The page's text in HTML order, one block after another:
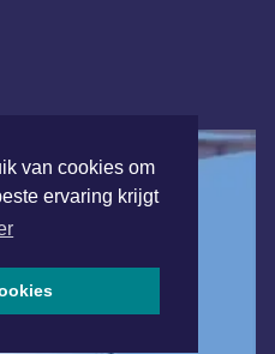
van cookies om
ervaring krijgt